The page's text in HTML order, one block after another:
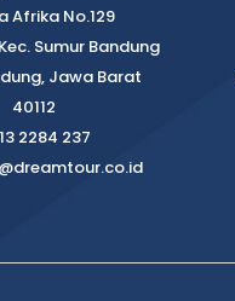
Afrika No.129
Sumur Bandung
Jawa Barat
40112
2284 237